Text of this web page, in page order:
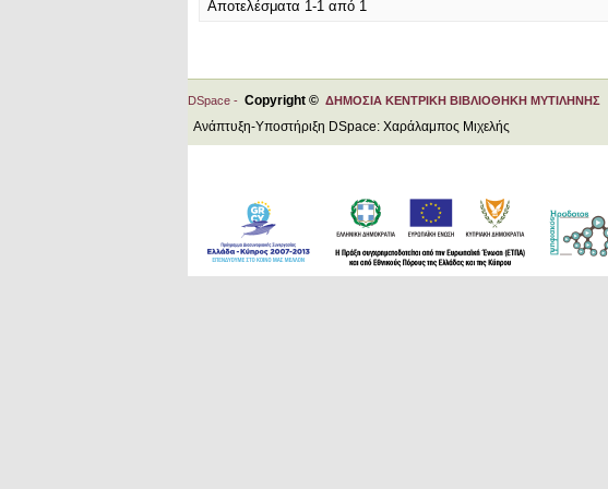
Αποτελέσματα 1-1 από 1
DSpace - Copyright © ΔΗΜΟΣΙΑ ΚΕΝΤΡΙΚΗ ΒΙΒΛΙΟΘΗΚΗ ΜΥΤΙΛΗΝΗΣ
Ανάπτυξη-Υποστήριξη DSpace: Χαράλαμπος Μιχελής